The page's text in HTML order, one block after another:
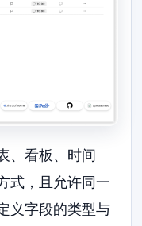
、看板、时间
式，且允许同一
义字段的类型与